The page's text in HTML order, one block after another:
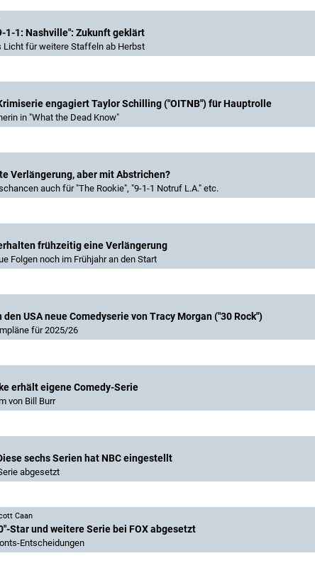
1-1: Nashville": Zukunft geklärt
Licht für weitere Staffeln ab Herbst
engagiert Taylor Schilling ("OITNB") für Hauptrolle
in "What the Dead Know"
Verlängerung, aber mit Abstrichen?
auch für "The Rookie", "9-1-1 Notruf L.A." etc.
frühzeitig eine Verlängerung
Folgen noch im Frühjahr an den Start
USA neue Comedyserie von Tracy Morgan ("30 Rock")
für 2025/26
erhält eigene Comedy-Serie
von Bill Burr
sechs Serien hat NBC eingestellt
abgesetzt
Caan
Star und weitere Serie bei FOX abgesetzt
Entscheidungen